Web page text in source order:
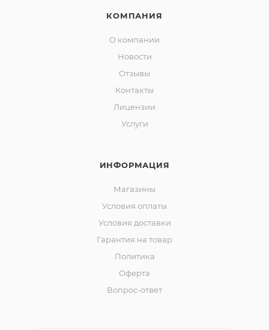
КОМПАНИЯ
О компании
Новости
Отзывы
Контакты
Лицензии
Услуги
ИНФОРМАЦИЯ
Магазины
Условия оплаты
Условия доставки
Гарантия на товар
Политика
Оферта
Вопрос-ответ